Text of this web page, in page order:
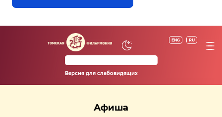
ENG RU
Версия для слабовидящих
Афиша